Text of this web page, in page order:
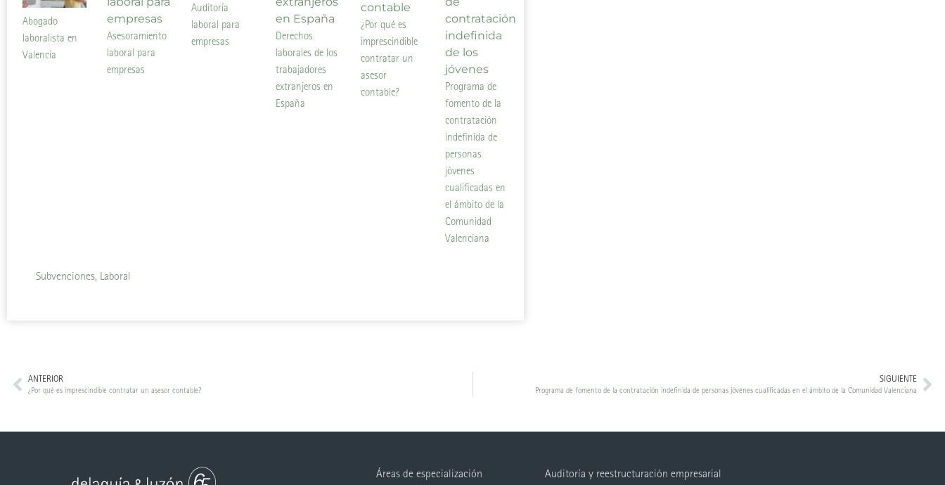
Abogado
laboralista en
Valencia
Asesoramiento
laboral para
empresas
Auditoría
laboral para
empresas
Derechos
laborales de los
trabajadores
extranjeros en
España
¿Por qué es
imprescindible
contratar un
asesor
contable?
Programa de
fomento de la
contratación
indefinida de
personas
jóvenes
cualificadas en
el ámbito de la
Comunidad
Valenciana
Subvenciones, Laboral
ANTERIOR
¿Por qué es imprescindible contratar un asesor contable?
SIGUIENTE
Programa de fomento de la contratación indefinida de personas jóvenes cualificadas en el ámbito de la Comunidad Valenciana
Áreas de especialización Auditoría y reestructuración empresarial